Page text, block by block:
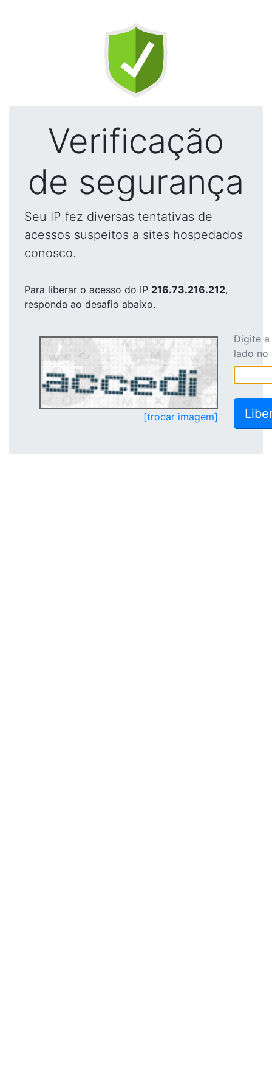
Verificação
de segurança
Seu IP fez diversas tentativas de
acessos suspeitos a sites hospedados
conosco.
Para liberar o acesso do IP 216.73.216.212,
responda ao desafio abaixo.
[trocar imagem]
Digite
lado no